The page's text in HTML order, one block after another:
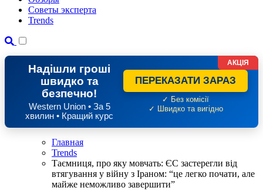
Советы эксперта
Trends
Надішли гроші
швидко та
безпечно!
Western Union • За 5
хвилин • Кращий курс
ПЕРЕКАЗАТИ ЗАРАЗ
✓ Без комісії
✓ Швидко та вигідно
АКЦІЯ
Главная
Trends
Таємниця, про яку мовчать: ЄС застерегли від
втягування у війну з Іраном: “це легко почати, але
майже неможливо завершити”